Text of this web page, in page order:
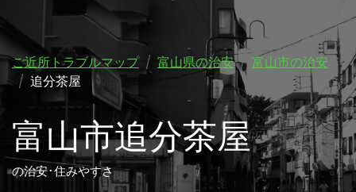
ご近所トラブルマップ 富山県の治安
富山市の治安
追分茶屋
富山市追分茶屋
の治安･住みやすさ